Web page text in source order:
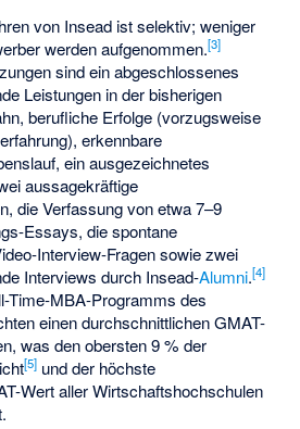
von Insead ist selektiv; weniger
werden aufgenommen.[3]
sind ein abgeschlossenes
Leistungen in der bisherigen
berufliche Erfolge (vorzugsweise
erkennbare
ein ausgezeichnetes
aussagekräftige
die Verfassung von etwa 7–9
Essays, die spontane
Interview-Fragen sowie zwei
Interviews durch Insead-Alumni.[4]
Time-MBA-Programms des
einen durchschnittlichen GMAT-
was den obersten 9 % der
[5] und der höchste
Wert aller Wirtschaftshochschulen